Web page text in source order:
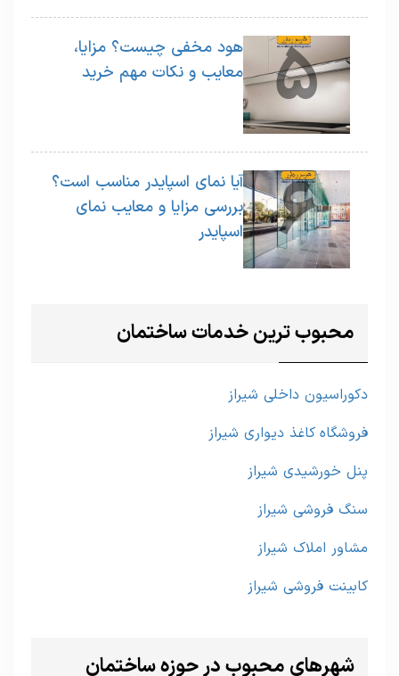
5
هود مخفی چیست؟ مزایا،
معایب و نکات مهم خرید
6
آیا نمای اسپایدر مناسب است؟
بررسی مزایا و معایب نمای
اسپایدر
محبوب ترین خدمات ساختمان
دکوراسیون داخلی شیراز
فروشگاه کاغذ دیواری شیراز
پنل خورشیدی شیراز
سنگ فروشی شیراز
مشاور املاک شیراز
کابینت فروشی شیراز
شهرهای محبوب در حوزه ساختمان